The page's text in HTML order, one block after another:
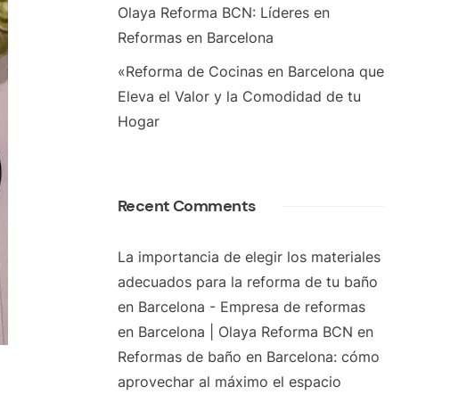
Olaya Reforma BCN: Líderes en
Reformas en Barcelona
«Reforma de Cocinas en Barcelona que
Eleva el Valor y la Comodidad de tu
Hogar
Recent Comments
La importancia de elegir los materiales
adecuados para la reforma de tu baño
en Barcelona - Empresa de reformas
en Barcelona | Olaya Reforma BCN en
Reformas de baño en Barcelona: cómo
aprovechar al máximo el espacio